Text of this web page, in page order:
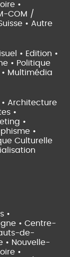
•
COM /
• Autre
• Edition •
• Politique
Multimédia
Architecture
•
•
•
Culturelle
•
• Centre-
de-
• Nouvelle-
•